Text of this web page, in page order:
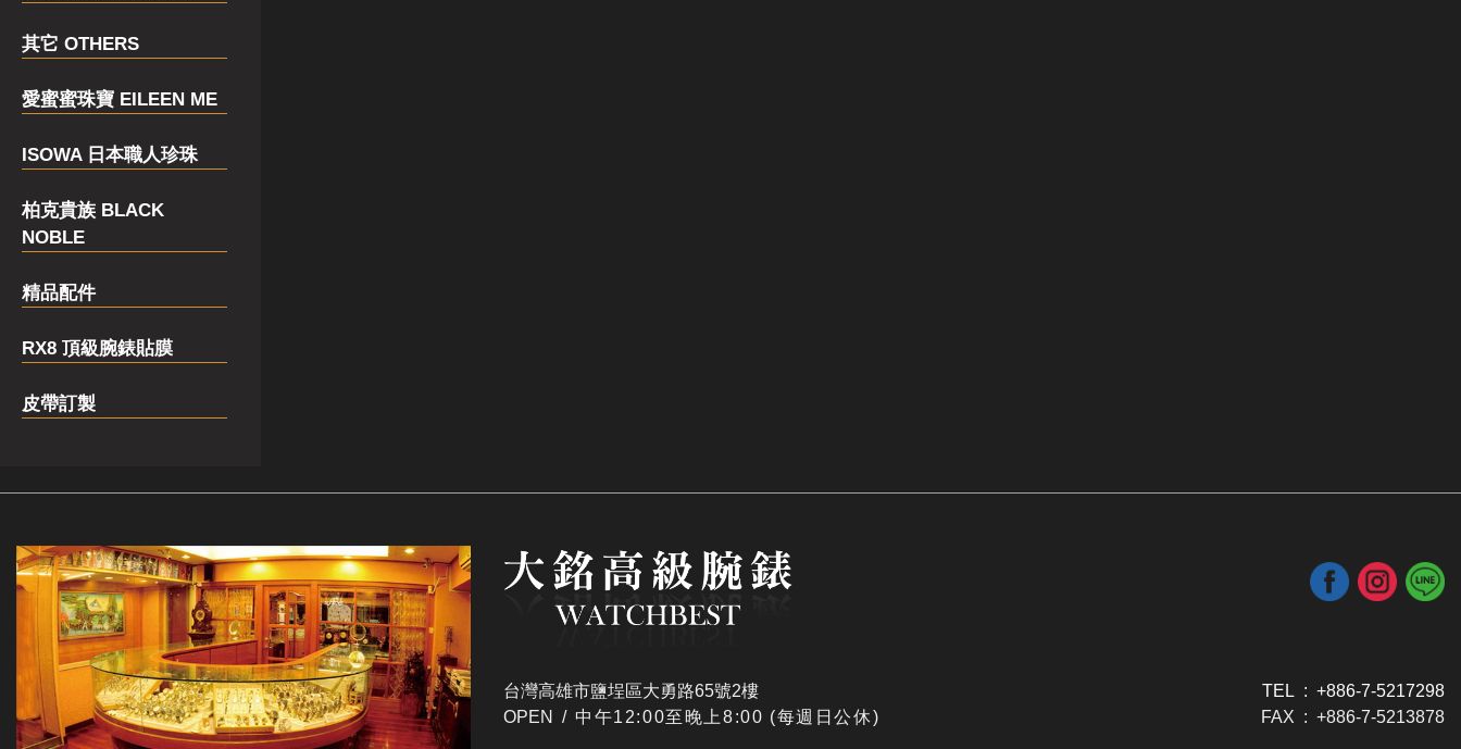
其它 OTHERS
愛蜜蜜珠寶 EILEEN ME
ISOWA 日本職人珍珠
柏克貴族 BLACK
NOBLE
精品配件
RX8 頂級腕錶貼膜
皮帶訂製
台灣高雄市鹽埕區大勇路65號2樓
OPEN / ​中午12:00至晚上8:00 (每週日公休)
TEL : +886-7-5217298
FAX : +886-7-5213878